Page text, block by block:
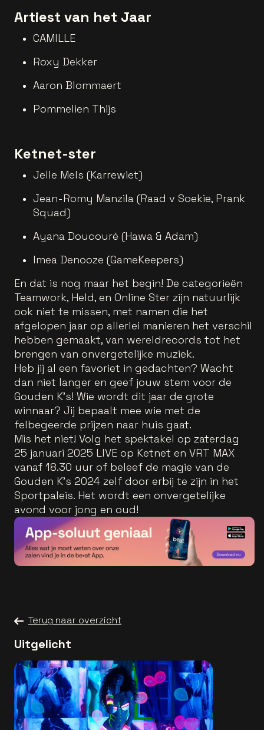
Artiest van het Jaar
CAMILLE
Roxy Dekker
Aaron Blommaert
Pommelien Thijs
Ketnet-ster
Jelle Mels (Karrewiet)
Jean-Romy Manzila (Raad v Soekie, Prank
Squad)
Ayana Doucouré (Hawa & Adam)
Imea Denooze (GameKeepers)
En dat is nog maar het begin! De categorieën
Teamwork, Held, en Online Ster zijn natuurlijk
ook niet te missen, met namen die het
afgelopen jaar op allerlei manieren het verschil
hebben gemaakt, van wereldrecords tot het
brengen van onvergetelijke muziek.
Heb jij al een favoriet in gedachten? Wacht
dan niet langer en geef jouw stem voor de
Gouden K's! Wie wordt dit jaar de grote
winnaar? Jij bepaalt mee wie met de
felbegeerde prijzen naar huis gaat.
Mis het niet! Volg het spektakel op zaterdag
25 januari 2025 LIVE op Ketnet en VRT MAX
vanaf 18.30 uur of beleef de magie van de
Gouden K's 2024 zelf door erbij te zijn in het
Sportpaleis. Het wordt een onvergetelijke
avond voor jong en oud!
Terug naar overzicht
Uitgelicht